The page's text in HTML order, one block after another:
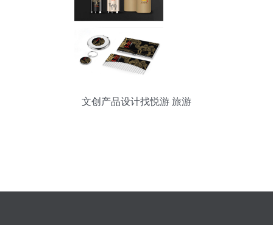
文创产品设计找悦游 旅游